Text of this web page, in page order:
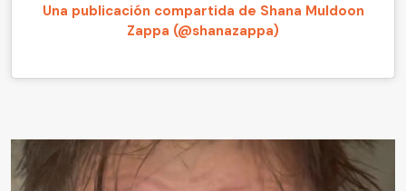
Una publicación compartida de Shana Muldoon
Zappa (@shanazappa)